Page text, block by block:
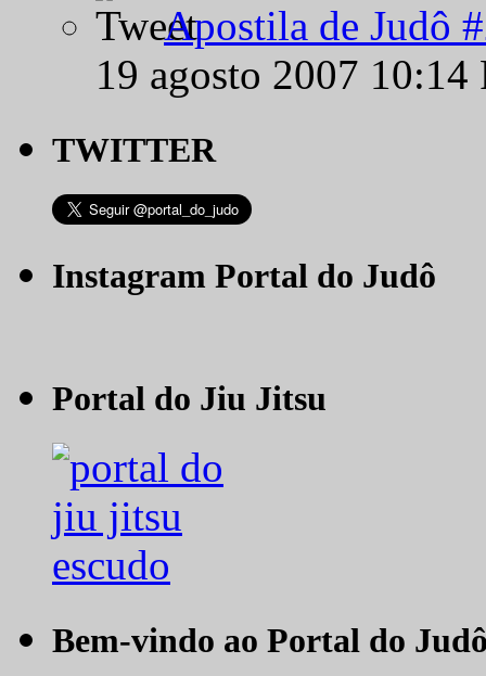
Apostila de Judô
19 agosto 2007
TWITTER
Instagram Portal do Judô
Portal do Jiu Jitsu
Bem-vindo ao Portal do